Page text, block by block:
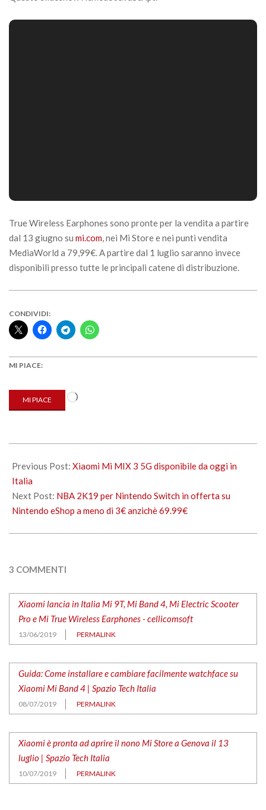
True Wireless Earphones sono pronte per la vendita a partire
dal 13 giugno su mi.com, nei Mi Store e nei punti vendita
MediaWorld a 79,99€. A partire dal 1 luglio saranno invece
disponibili presso tutte le principali catene di distribuzione.
CONDIVIDI:
MI PIACE:
MI PIACE
Caricamento
06-
13
Previous Post: Xiaomi Mi MIX 3 5G disponibile da oggi in
Italia
Next Post: NBA 2K19 per Nintendo Switch in offerta su
Nintendo eShop a meno di 3€ anzichè 69.99€
3 COMMENTI
Xiaomi lancia in Italia Mi 9T, Mi Band 4, Mi Electric Scooter
Pro e Mi True Wireless Earphones - cellicomsoft
13/06/2019 PERMALINK
Guida: Come installare e cambiare facilmente watchface su
Xiaomi Mi Band 4 | Spazio Tech Italia
08/07/2019 PERMALINK
Xiaomi è pronta ad aprire il nono Mi Store a Genova il 13
luglio | Spazio Tech Italia
10/07/2019 PERMALINK